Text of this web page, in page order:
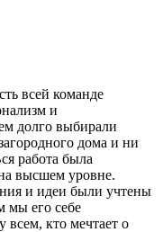
всей команде
и
долго выбирали
дома и ни
работа была
высшем уровне.
и идеи были учтены
мы его себе
всем, кто мечтает о